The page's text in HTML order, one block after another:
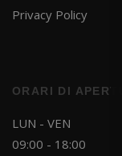
Privacy Policy
ORARI DI
LUN - VEN
09:00 - 18:00